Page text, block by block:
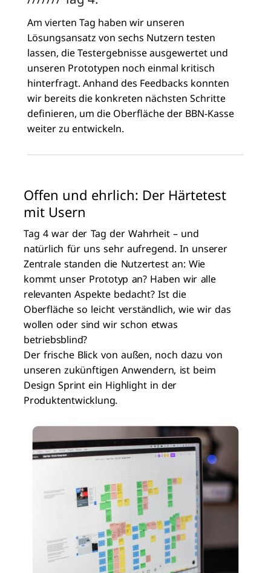
Am vierten Tag haben wir unseren
Lösungsansatz von sechs Nutzern testen
lassen, die Testergebnisse ausgewertet und
unseren Prototypen noch einmal kritisch
hinterfragt. Anhand des Feedbacks konnten
wir bereits die konkreten nächsten Schritte
definieren, um die Oberfläche der BBN-Kasse
weiter zu entwickeln.
Offen und ehrlich: Der Härtetest
mit Usern
Tag 4 war der Tag der Wahrheit – und
natürlich für uns sehr aufregend. In unserer
Zentrale standen die Nutzertest an: Wie
kommt unser Prototyp an? Haben wir alle
relevanten Aspekte bedacht? Ist die
Oberfläche so leicht verständlich, wie wir das
wollen oder sind wir schon etwas
betriebsblind?
Der frische Blick von außen, noch dazu von
unseren zukünftigen Anwendern, ist beim
Design Sprint ein Highlight in der
Produktentwicklung.